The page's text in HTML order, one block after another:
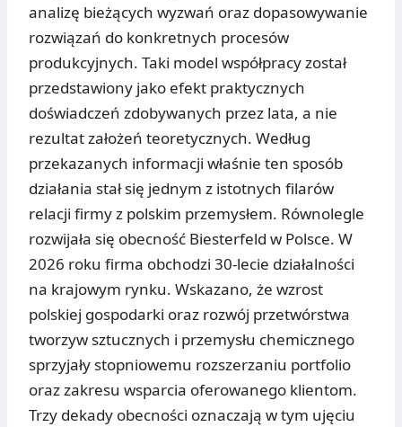
analizę bieżących wyzwań oraz dopasowywanie
rozwiązań do konkretnych procesów
produkcyjnych. Taki model współpracy został
przedstawiony jako efekt praktycznych
doświadczeń zdobywanych przez lata, a nie
rezultat założeń teoretycznych. Według
przekazanych informacji właśnie ten sposób
działania stał się jednym z istotnych filarów
relacji firmy z polskim przemysłem. Równolegle
rozwijała się obecność Biesterfeld w Polsce. W
2026 roku firma obchodzi 30-lecie działalności
na krajowym rynku. Wskazano, że wzrost
polskiej gospodarki oraz rozwój przetwórstwa
tworzyw sztucznych i przemysłu chemicznego
sprzyjały stopniowemu rozszerzaniu portfolio
oraz zakresu wsparcia oferowanego klientom.
Trzy dekady obecności oznaczają w tym ujęciu